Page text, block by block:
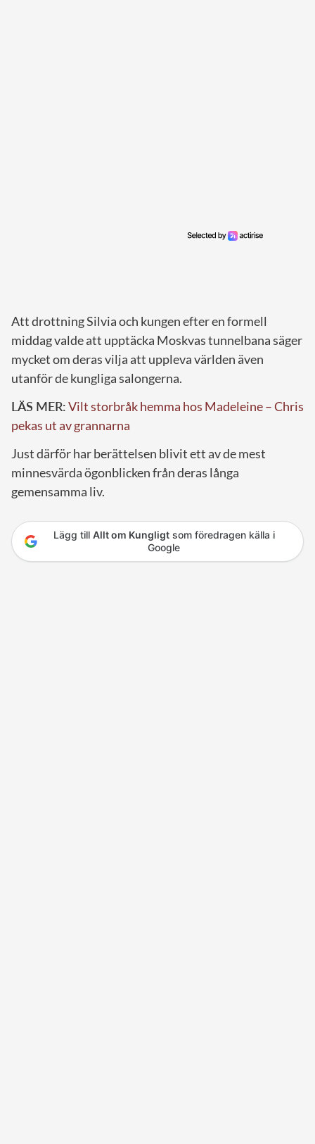
Att drottning Silvia och kungen efter en formell
middag valde att upptäcka Moskvas tunnelbana säger
mycket om deras vilja att uppleva världen även
utanför de kungliga salongerna.
LÄS MER:Vilt storbråk hemma hos Madeleine – Chris
pekas ut av grannarna
Just därför har berättelsen blivit ett av de mest
minnesvärda ögonblicken från deras långa
gemensamma liv.
Lägg till Allt om Kungligtsom föredragen källa i
Google